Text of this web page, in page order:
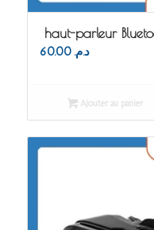
haut-parleur
د.م. 60.00
Ajouter au panier